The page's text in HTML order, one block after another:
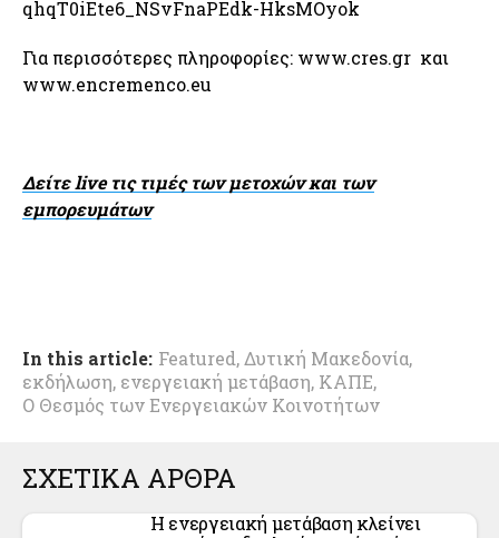
qhqT0iEte6_NSvFnaPEdk-HksMOyok
Για περισσότερες πληροφορίες: www.cres.gr και
www.encremenco.eu
Δείτε live τις τιμές των μετοχών και των
εμπορευμάτων
In this article: Featured, Δυτική Μακεδονία,
εκδήλωση, ενεργειακή μετάβαση, ΚΑΠΕ,
Ο Θεσμός των Ενεργειακών Κοινοτήτων
ΣΧΕΤΙΚΑ ΑΡΘΡΑ
Η ενεργειακή μετάβαση κλείνει